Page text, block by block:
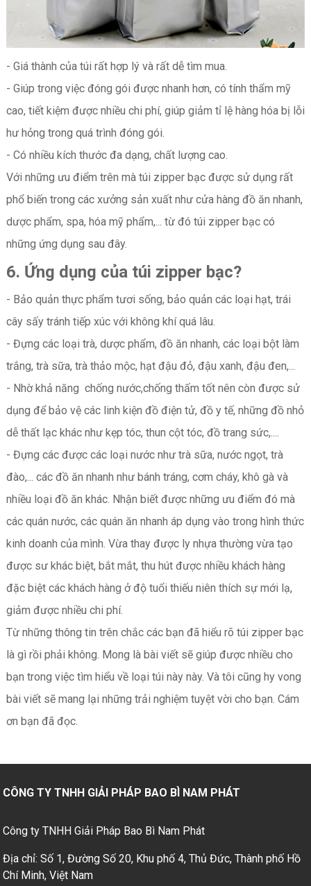
- Giá thành của túi rất hợp lý và rất dễ tìm mua.
- Giúp trong việc đóng gói được nhanh hơn, có tính thẩm mỹ
cao, tiết kiệm được nhiều chi phí, giúp giảm tỉ lệ hàng hóa bị lỗi
hư hỏng trong quá trình đóng gói.
- Có nhiều kích thước đa dạng, chất lượng cao.
Với những ưu điểm trên mà túi zipper bạc được sử dụng rất
phổ biến trong các xưởng sản xuất như cửa hàng đồ ăn nhanh,
dược phẩm, spa, hóa mỹ phẩm,... từ đó túi zipper bạc có
những ứng dụng sau đây.
6. Ứng dụng của túi zipper bạc?
- Bảo quản thực phẩm tươi sống, bảo quản các loại hạt, trái
cây sấy tránh tiếp xúc với không khí quá lâu.
- Đựng các loại trà, dược phẩm, đồ ăn nhanh, các loại bột làm
trắng, trà sữa, trà thảo mộc, hạt đậu đỏ, đậu xanh, đậu đen,...
- Nhờ khả năng chống nước,chống thấm tốt nên còn được sử
dụng để bảo vệ các linh kiện đồ điện tử, đồ y tế, những đồ nhỏ
dễ thất lạc khác như kẹp tóc, thun cột tóc, đồ trang sức,....
- Đựng các được các loại nước như trà sữa, nước ngọt, trà
đào,... các đồ ăn nhanh như bánh tráng, cơm cháy, khô gà và
nhiều loại đồ ăn khác. Nhận biết được những ưu điểm đó mà
các quán nước, các quán ăn nhanh áp dụng vào trong hình thức
kinh doanh của mình. Vừa thay được ly nhựa thường vừa tạo
được sư khác biệt, bắt mắt, thu hút được nhiều khách hàng
đặc biệt các khách hàng ở độ tuổi thiếu niên thích sự mới lạ,
giảm được nhiều chi phí.
Từ những thông tin trên chắc các bạn đã hiểu rõ túi zipper bạc
là gì rồi phải không. Mong là bài viết sẽ giúp được nhiều cho
bạn trong việc tìm hiểu về loại túi này này. Và tôi cũng hy vong
bài viết sẽ mang lại những trải nghiệm tuyệt vời cho bạn. Cám
ơn bạn đã đọc.
CÔNG TY TNHH GIẢI PHÁP BAO BÌ NAM PHÁT
Công ty TNHH Giải Pháp Bao Bì Nam Phát
Địa chỉ: Số 1, Đường Số 20, Khu phố 4, Thủ Đức, Thành phố Hồ
Chí Minh, Việt Nam